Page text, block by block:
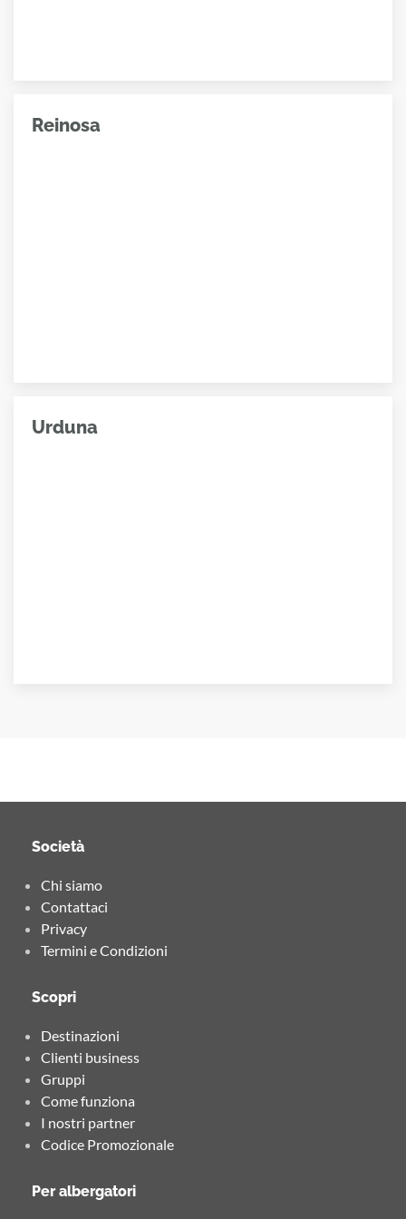
Reinosa
Urduna
Società
Chi siamo
Contattaci
Privacy
Termini e Condizioni
Scopri
Destinazioni
Clienti business
Gruppi
Come funziona
I nostri partner
Codice Promozionale
Per albergatori